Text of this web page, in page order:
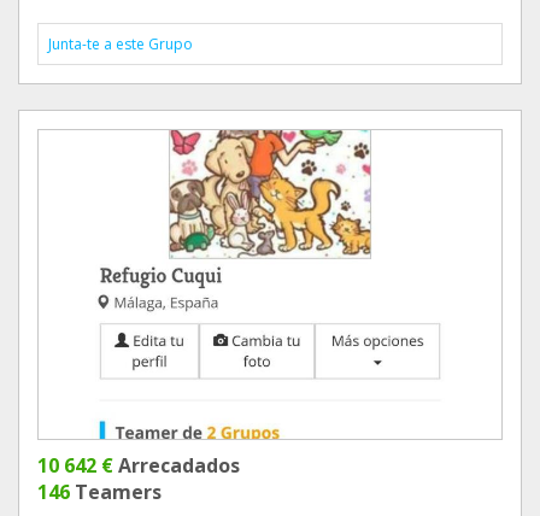
Junta-te a este Grupo
10 642 €Arrecadados
146 Teamers